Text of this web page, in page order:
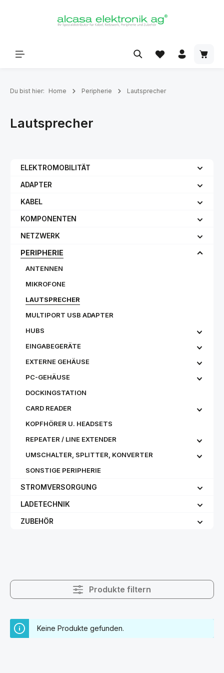
Du bist hier: Home Peripherie Lautsprecher
Lautsprecher
ELEKTROMOBILITÄT
ADAPTER
KABEL
KOMPONENTEN
NETZWERK
PERIPHERIE
ANTENNEN
MIKROFONE
LAUTSPRECHER
MULTIPORT USB ADAPTER
HUBS
EINGABEGERÄTE
EXTERNE GEHÄUSE
PC-GEHÄUSE
DOCKINGSTATION
CARD READER
KOPFHÖRER U. HEADSETS
REPEATER / LINE EXTENDER
UMSCHALTER, SPLITTER, KONVERTER
SONSTIGE PERIPHERIE
STROMVERSORGUNG
LADETECHNIK
ZUBEHÖR
Produkte filtern
Keine Produkte gefunden.